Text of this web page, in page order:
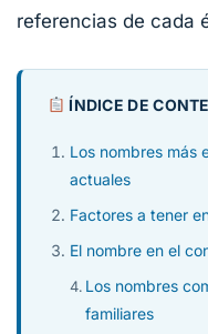
referencias de cada
ÍNDICE DE
Los nombres más
actuales
Factores a tener
El nombre en el
Los nombres
familiares